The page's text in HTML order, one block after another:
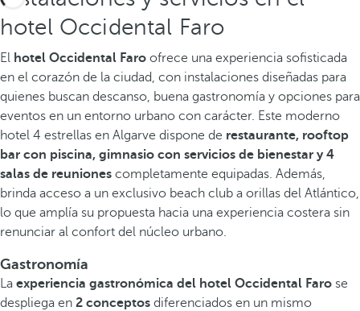
hotel Occidental Faro
El hotel Occidental Faro ofrece una experiencia sofisticada
en el corazón de la ciudad, con instalaciones diseñadas para
quienes buscan descanso, buena gastronomía y opciones para
eventos en un entorno urbano con carácter. Este moderno
hotel 4 estrellas en Algarve dispone de restaurante, rooftop
bar con piscina, gimnasio con servicios de bienestar y 4
salas de reuniones completamente equipadas. Además,
brinda acceso a un exclusivo beach club a orillas del Atlántico,
lo que amplía su propuesta hacia una experiencia costera sin
renunciar al confort del núcleo urbano.
Gastronomía
La experiencia gastronómica del hotel Occidental Faro se
despliega en 2 conceptos diferenciados en un mismo